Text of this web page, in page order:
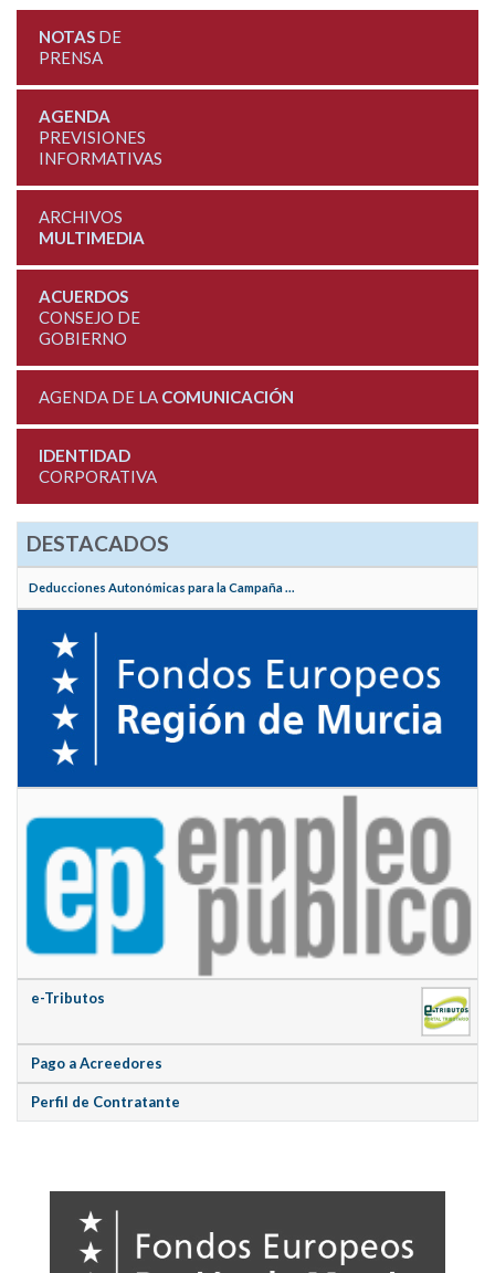
NOTASDE
PRENSA
AGENDA
PREVISIONES
INFORMATIVAS
ARCHIVOS
MULTIMEDIA
ACUERDOS
CONSEJO DE
GOBIERNO
AGENDA DE LA COMUNICACIÓN
IDENTIDAD
CORPORATIVA
DESTACADOS
Deducciones Autonómicas para la Campaña ...
e-Tributos
Pago a Acreedores
Perfil de Contratante